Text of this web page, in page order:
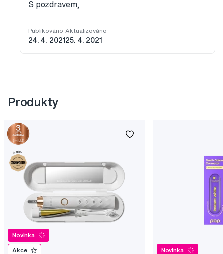
S pozdravem,
Publikováno
24. 4. 2021
Aktualizováno
25. 4. 2021
Produkty
Novinka
Akce Novinka